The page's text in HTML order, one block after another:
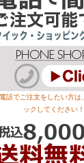
話でご注文をしたい方は
ックしてください！